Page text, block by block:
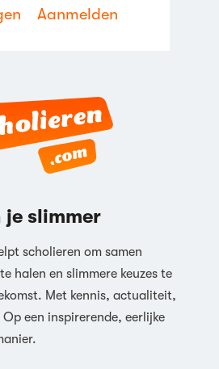
Aanmelden
je slimmer
scholieren om samen
halen en slimmere keuzes te
Met kennis, actualiteit,
een inspirerende, eerlijke